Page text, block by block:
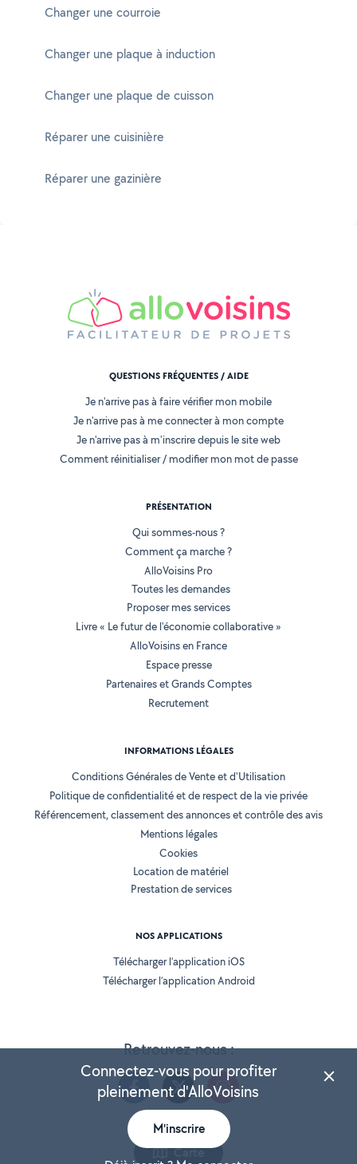
Changer une courroie
Changer une plaque à induction
Changer une plaque de cuisson
Réparer une cuisinière
Réparer une gazinière
Carte
Retrouvez-nous :
QUESTIONS FRÉQUENTES / AIDE
Je n'arrive pas à faire vérifier mon mobile
Je n'arrive pas à me connecter à mon compte
Je n'arrive pas à m'inscrire depuis le site web
Comment réinitialiser / modifier mon mot de passe
PRÉSENTATION
Qui sommes-nous ?
Comment ça marche ?
AlloVoisins Pro
Toutes les demandes
Proposer mes services
Livre « Le futur de l'économie collaborative »
AlloVoisins en France
Espace presse
Partenaires et Grands Comptes
Recrutement
INFORMATIONS LÉGALES
Conditions Générales de Vente et d'Utilisation
Politique de confidentialité et de respect de la vie privée
Référencement, classement des annonces et contrôle des avis
Mentions légales
Cookies
Location de matériel
Prestation de services
NOS APPLICATIONS
Télécharger l’application iOS
Télécharger l’application Android
Connectez-vous pour profiter
pleinement d'AlloVoisins
M'inscrire